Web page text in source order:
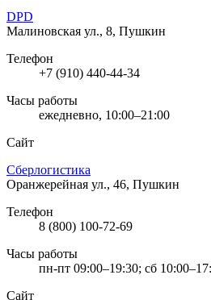
DPD
Малиновская ул., 8, Пушкин
Телефон
+7 (910) 440-44-34
Часы работы
ежедневно, 10:00–21:00
Сайт
Сберлогистика
Оранжерейная ул., 46, Пушкин
Телефон
8 (800) 100-72-69
Часы работы
пн-пт 09:00–19:30; сб
Сайт